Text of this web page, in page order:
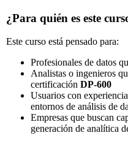
¿Para quién es este
Este curso está pensado para:
Profesionales de datos
Analistas o ingenieros
certificación DP-600
Usuarios con
entornos de análisis de
Empresas que buscan
generación de analítica